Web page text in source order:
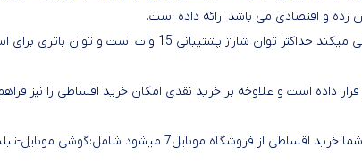
و اقتصادی می باشد ارائه داده است.
باتری تعبیه شده با ظرفیت 5000 میلی آمپر از نوع لیتیوم پلیمری که از
شما میتوانید هرکالایی که مدنظرتون هست را از طریق سایت خریداری